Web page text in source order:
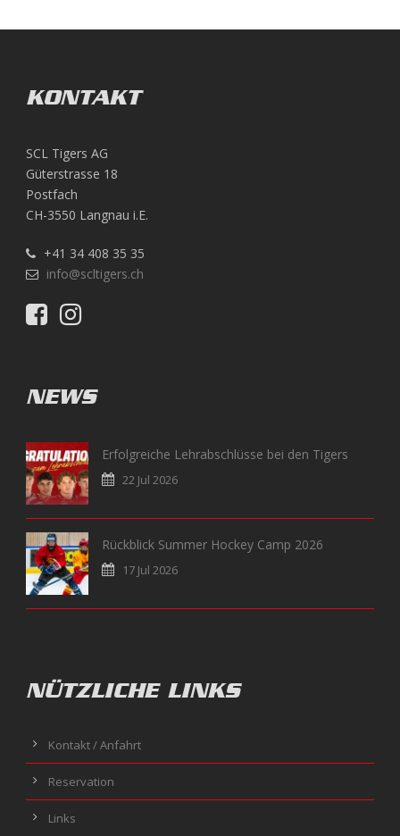
KONTAKT
SCL Tigers AG
Güterstrasse 18
Postfach
CH-3550 Langnau i.E.
+41 34 408 35 35
info@scltigers.ch
NEWS
Erfolgreiche Lehrabschlüsse bei den Tigers
22 Jul 2026
Rückblick Summer Hockey Camp 2026
17 Jul 2026
NÜTZLICHE LINKS
Kontakt / Anfahrt
Reservation
Links